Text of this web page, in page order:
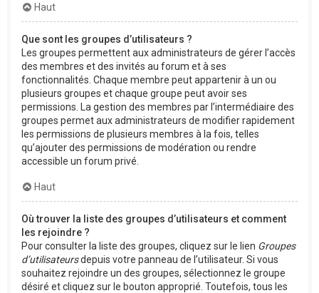
Haut
Que sont les groupes d’utilisateurs ?
Les groupes permettent aux administrateurs de gérer l’accès
des membres et des invités au forum et à ses
fonctionnalités. Chaque membre peut appartenir à un ou
plusieurs groupes et chaque groupe peut avoir ses
permissions. La gestion des membres par l’intermédiaire des
groupes permet aux administrateurs de modifier rapidement
les permissions de plusieurs membres à la fois, telles
qu’ajouter des permissions de modération ou rendre
accessible un forum privé.
Haut
Où trouver la liste des groupes d’utilisateurs et comment
les rejoindre ?
Pour consulter la liste des groupes, cliquez sur le lien Groupes
d’utilisateursdepuis votre panneau de l’utilisateur. Si vous
souhaitez rejoindre un des groupes, sélectionnez le groupe
désiré et cliquez sur le bouton approprié. Toutefois, tous les